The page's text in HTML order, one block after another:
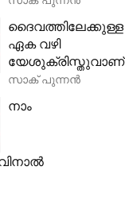
ദൈവത്തിലേക്കുള്ള
ഏക വഴി
യേശുക്രിസ്തുവാണ്
സാക് പുന്നൻ
നാം